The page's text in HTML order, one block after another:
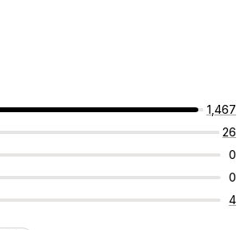
主页 产品页面
1,467
26
0
0
4